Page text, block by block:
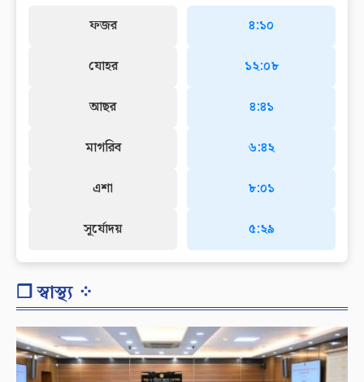
ফজর
যোহর
আছর
মাগরিব
এশা
সূর্যোদয়
৪:১০
১২:০৮
৪:৪১
৬:৪২
৮:০১
৫:২৯
❐ স্বাস্থ্য ⁘